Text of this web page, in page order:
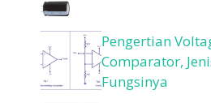
Pengertian
Comparator,
Fungsinya